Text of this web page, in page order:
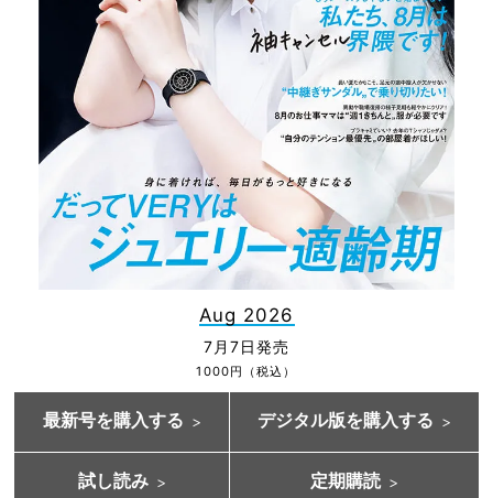
Aug 2026
7月7日発売
1000円（税込）
最新号を購入する デジタル版を購入する
試し読み 定期購読